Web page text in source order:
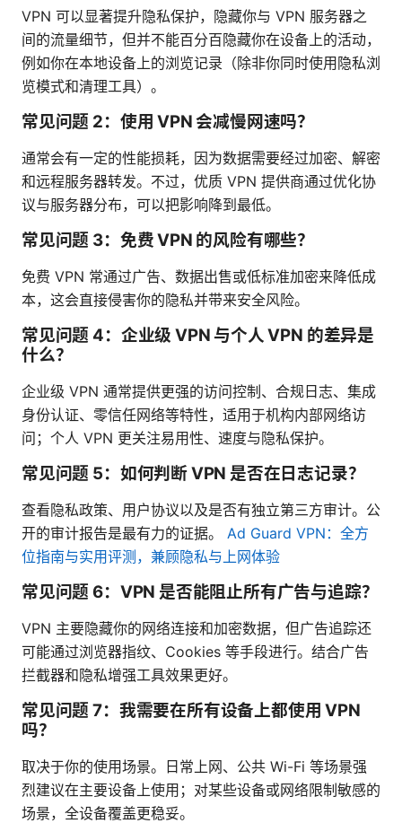
VPN 可以显著提升隐私保护，隐藏你与 VPN 服务器之
间的流量细节，但并不能百分百隐藏你在设备上的活动，
例如你在本地设备上的浏览记录（除非你同时使用隐私浏
览模式和清理工具）。
常见问题 2：使用 VPN 会减慢网速吗？
通常会有一定的性能损耗，因为数据需要经过加密、解密
和远程服务器转发。不过，优质 VPN 提供商通过优化协
议与服务器分布，可以把影响降到最低。
常见问题 3：免费 VPN 的风险有哪些？
免费 VPN 常通过广告、数据出售或低标准加密来降低成
本，这会直接侵害你的隐私并带来安全风险。
常见问题 4：企业级 VPN 与个人 VPN 的差异是
什么？
企业级 VPN 通常提供更强的访问控制、合规日志、集成
身份认证、零信任网络等特性，适用于机构内部网络访
问；个人 VPN 更关注易用性、速度与隐私保护。
常见问题 5：如何判断 VPN 是否在日志记录？
查看隐私政策、用户协议以及是否有独立第三方审计。公
开的审计报告是最有力的证据。 Ad Guard VPN：全方
位指南与实用评测，兼顾隐私与上网体验
常见问题 6：VPN 是否能阻止所有广告与追踪？
VPN 主要隐藏你的网络连接和加密数据，但广告追踪还
可能通过浏览器指纹、Cookies 等手段进行。结合广告
拦截器和隐私增强工具效果更好。
常见问题 7：我需要在所有设备上都使用 VPN
吗？
取决于你的使用场景。日常上网、公共 Wi-Fi 等场景强
烈建议在主要设备上使用；对某些设备或网络限制敏感的
场景，全设备覆盖更稳妥。